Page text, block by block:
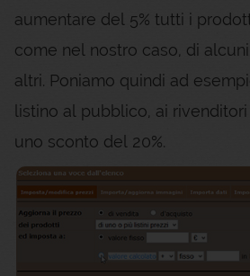
aumentare del 5% tutti i
come nel nostro caso, di
altri. Poniamo quindi ad
listino al pubblico, ai
uno sconto del 20%.